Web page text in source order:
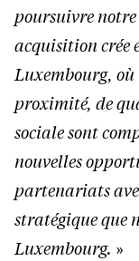
poursuivre notre
acquisition crée
Luxembourg, où
proximité, de
sociale sont
nouvelles
partenariats
stratégique que
Luxembourg. »